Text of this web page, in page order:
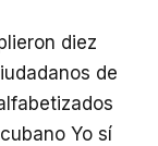
diez
de
Yo sí